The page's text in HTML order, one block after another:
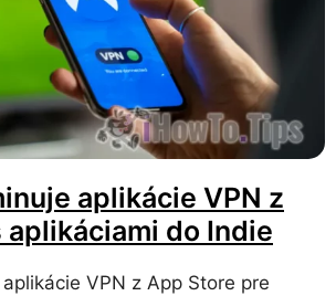
aplikácie VPN z
aplikáciami do Indie
VPN z App Store pre